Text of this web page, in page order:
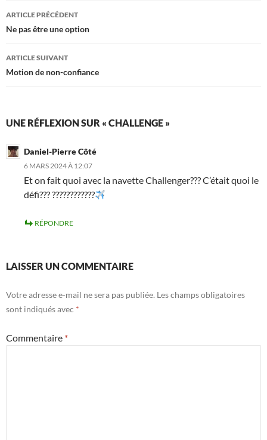
Navigation
des
articles
ARTICLE PRÉCÉDENT
Ne pas être une option
ARTICLE SUIVANT
Motion de non-confiance
UNE RÉFLEXION SUR « CHALLENGE »
Daniel-Pierre Côté
6 MARS 2024 À 12:07
Et on fait quoi avec la navette Challenger??? C’était quoi le
défi??? ????????????
RÉPONDRE
LAISSER UN COMMENTAIRE
Votre adresse e-mail ne sera pas publiée. Les champs obligatoires
sont indiqués avec *
Commentaire *